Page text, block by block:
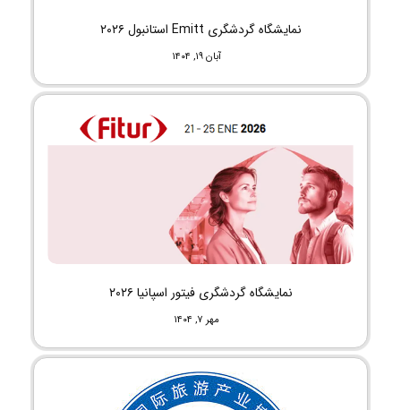
نمایشگاه گردشگری Emitt استانبول ۲۰۲۶
آبان ۱۹, ۱۴۰۴
نمایشگاه گردشگری فیتور اسپانیا ۲۰۲۶
مهر ۷, ۱۴۰۴